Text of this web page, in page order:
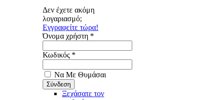
Δεν έχετε ακόμη
λογαριασμό;
Εγγραφείτε τώρα!
Όνομα χρήστη *
Κωδικός *
Να Με Θυμάσαι
Ξεχάσατε τον